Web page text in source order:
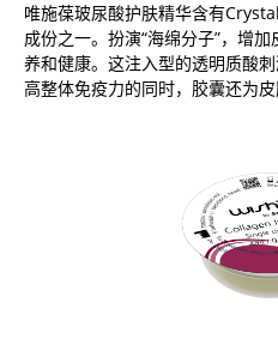
唯施葆玻尿酸护肤精华含有
成份之一。扮演“海绵分子”，增
养和健康。这注入型的透明质酸
高整体免疫力的同时，胶囊还为皮